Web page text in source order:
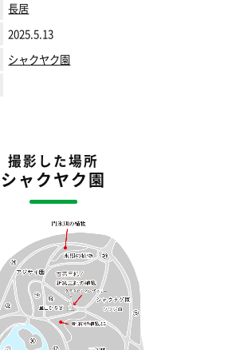
長居
2025.5.13
シャクヤク園
撮影した場所
シャクヤク園